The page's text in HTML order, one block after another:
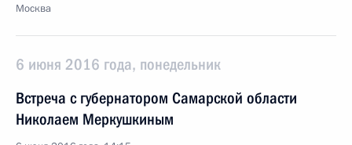
Москва
6 июня 2016 года, понедельник
Встреча с губернатором Самарской области
Николаем Меркушкиным